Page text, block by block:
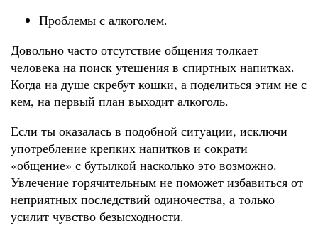
Проблемы с алкоголем.
Довольно часто отсутствие общения толкает
человека на поиск утешения в спиртных напитках.
Когда на душе скребут кошки, а поделиться этим не с
кем, на первый план выходит алкоголь.
Если ты оказалась в подобной ситуации, исключи
употребление крепких напитков и сократи
«общение» с бутылкой насколько это возможно.
Увлечение горячительным не поможет избавиться от
неприятных последствий одиночества, а только
усилит чувство безысходности.